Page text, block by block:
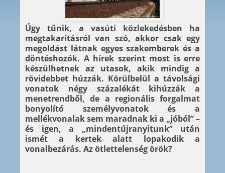
Úgy tűnik, a vasúti közlekedésben ha
megtakarításról van szó, akkor csak egy
megoldást látnak egyes szakemberek és a
döntéshozók. A hírek szerint most is erre
készülhetnek az utasok, akik mindig a
rövidebbet húzzák. Körülbelül a távolsági
vonatok négy százalékát kihúzzák a
menetrendből, de a regionális forgalmat
bonyolító személyvonatok és a
mellékvonalak sem maradnak ki a „jóból” –
és igen, a „mindentújranyitunk” után
ismét a kertek alatt lopakodik a
vonalbezárás. Az ötlettelenség örök?